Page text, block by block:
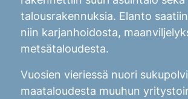
talousrakennuksia. Elanto
niin karjanhoidosta,
metsätaloudesta.
Vuosien vieriessä nuori
maataloudesta muuhun